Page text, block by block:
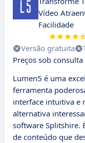
Vídeo
Facilidade
Versão gratuita
Preços sob consulta
Lumen5 é uma
ferramenta
interface intuitiva e
alternativa
software Splitshire.
de conteúdo que